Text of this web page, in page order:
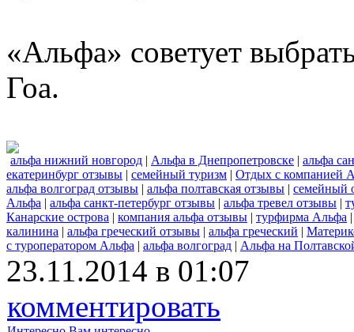
«Альфа» советует
Гоа.
альфа нижний новгород | Альфа в Днепропетровске | альфа
екатеринбург отзывы | семейный туризм | Отдых с компанией
альфа волгоград отзывы | альфа полтавская отзывы | семейный
Альфа | альфа санкт-петербург отзывы | альфа тревел отзывы |
Канарские острова | компания альфа отзывы | турфирма Альфа
калинина | альфа греческий отзывы | альфа греческий |
с туроператором Альфа | альфа волгоград | Альфа на
23.11.2014 в 01:07
комментировать